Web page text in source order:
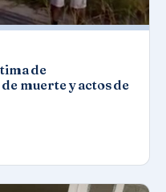
de
muerte y actos de